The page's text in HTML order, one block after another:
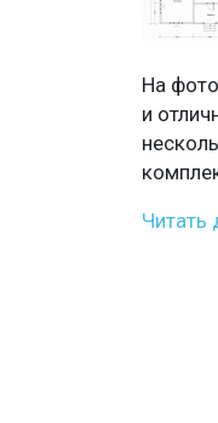
На
и
Читать